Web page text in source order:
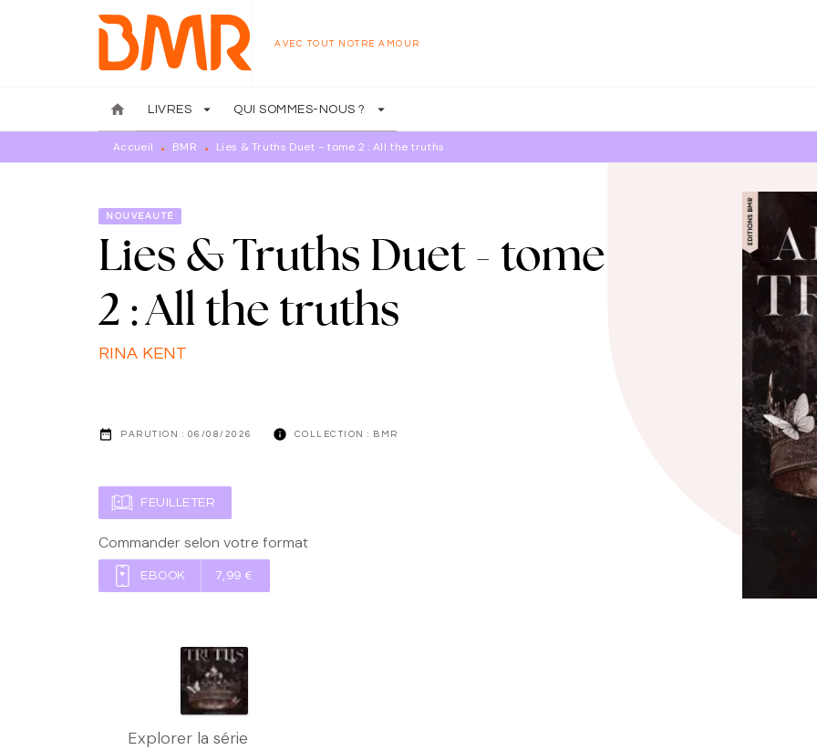
MENU RECHERCHE
AVEC TOUT NOTRE AMOUR
home LIVRES arrow_drop_down QUI SOMMES-NOUS ? arrow_drop_down
Accueil • BMR • Lies & Truths Duet - tome 2 : All the truths
NOUVEAUTÉ
Lies & Truths Duet - tome
2 : All the truths
RINA KENT
date_range PARUTION : 06/08/2026 info COLLECTION : BMR
FEUILLETER
Commander selon votre format
EBOOK 7,99 €
Explorer la série